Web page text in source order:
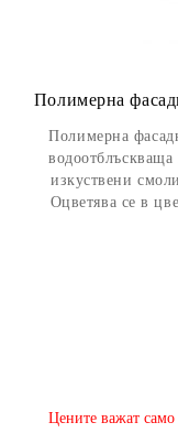
Полимерна
Полимерна
изкуствени
Оцветява се в
​Цените важат